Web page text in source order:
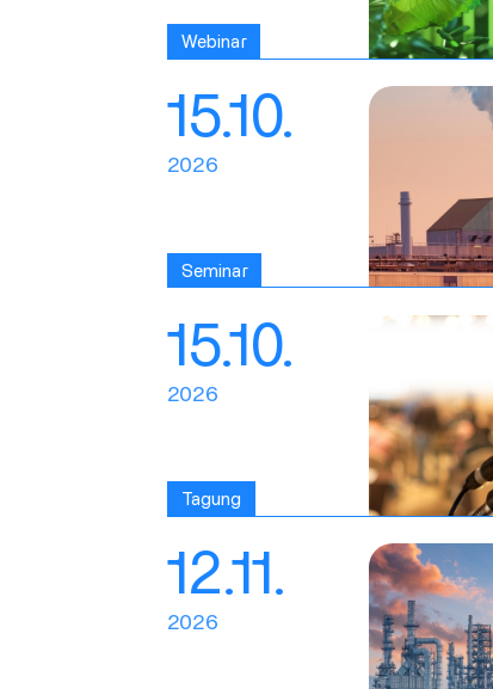
Webinar
15.10.
2026
Seminar
15.10.
2026
Tagung
12.11.
2026